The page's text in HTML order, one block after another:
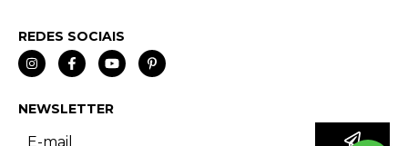
REDES SOCIAIS
NEWSLETTER